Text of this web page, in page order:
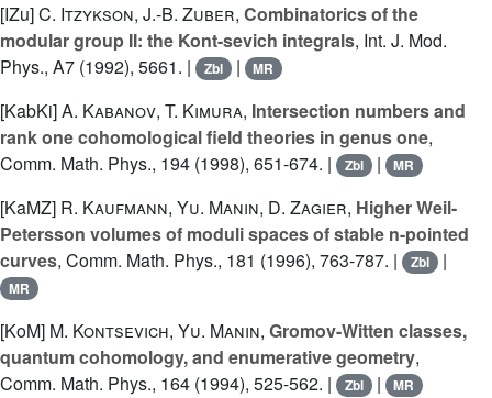
[IZu]C. Itzykson, J.-B. Zuber, Combinatorics of the
modular group II: the Kont-sevich integrals, Int. J. Mod.
Phys., A7 (1992), 5661. |
Zbl | MR
[KabKi]A. Kabanov, T. Kimura, Intersection numbers and
rank one cohomological field theories in genus one,
Comm. Math. Phys., 194 (1998), 651-674. |
Zbl | MR
[KaMZ] R. Kaufmann, Yu. Manin, D. Zagier, Higher Weil-
Petersson volumes of moduli spaces of stable n-pointed
curves, Comm. Math. Phys., 181 (1996), 763-787. | Zbl |
MR
[KoM] M. Kontsevich, Yu. Manin, Gromov-Witten classes,
quantum cohomology, and enumerative geometry,
Comm. Math. Phys., 164 (1994), 525-562. |
Zbl | MR